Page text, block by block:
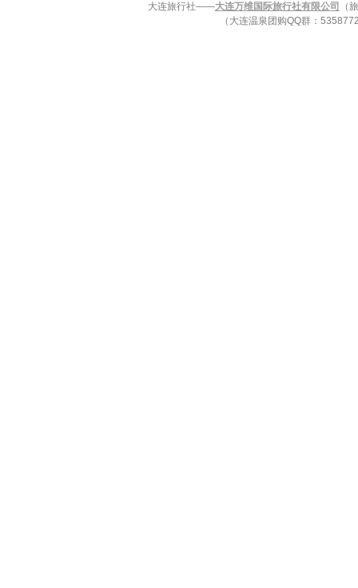
大连旅行社——大连万维国际旅行社有限公司
（
（大连温泉团购QQ群：